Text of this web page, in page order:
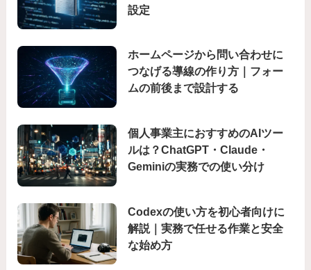
設定
ホームページから問い合わせに
つなげる導線の作り方｜フォー
ムの前後まで設計する
個人事業主におすすめのAIツー
ルは？ChatGPT・Claude・
Geminiの実務での使い分け
Codexの使い方を初心者向けに
解説｜実務で任せる作業と安全
な始め方